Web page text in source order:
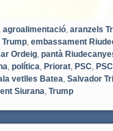
, agroalimentació, aranzels
Trump, embassament
Ordeig, pantà
, política, Priorat, PSC,
vetlles Batea, Salvador
Siurana, Trump